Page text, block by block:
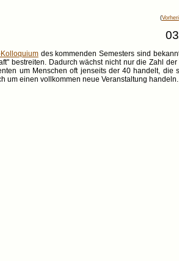
(
des kommenden Semesters sind
bestreiten. Dadurch wächst nicht nur die Zahl
um Menschen oft jenseits der 40 handelt,
um einen vollkommen neue Veranstaltung